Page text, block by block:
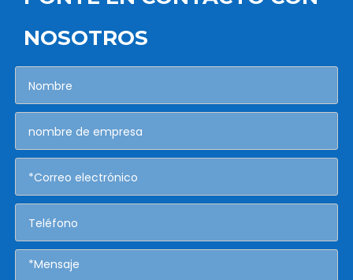
NOSOTROS